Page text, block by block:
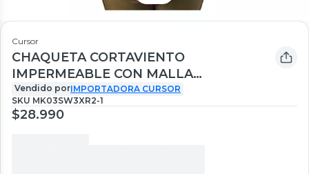
Cursor
CHAQUETA CORTAVIENTO
IMPERMEABLE CON MALLA
ULTRALIGERA MUJER
Vendido porIMPORTADORA CURSOR
SKU MK03SW3XR2-1
$28.990